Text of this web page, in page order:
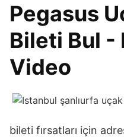
Pegasus
Bileti Bul -
Video
bileti fırsatları için